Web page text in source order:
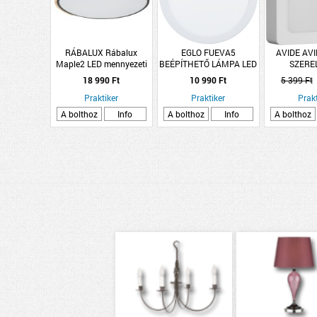
RÁBALUX Rábalux
Maple2 LED mennyezeti
lámpa 24W 1900lm
4000K IP20 D41cm
18 990 Ft
Praktiker
A bolthoz
Info
EGLO FUEVA5
BEÉPÍTHETŐ LÁMPA LED
16,5W 2000LM 4000K
ÁTMÉRŐ:21,6CM FEHÉR
10 990 Ft
Praktiker
A bolthoz
Info
AVIDE
18W NW
4000K
5 399 Ft
A bolthoz